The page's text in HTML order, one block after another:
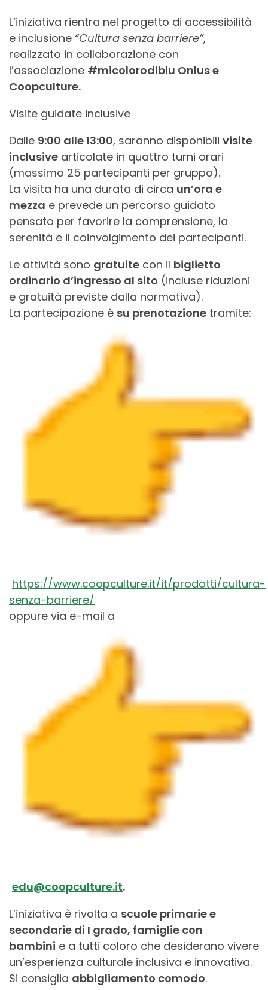
L’iniziativa rientra nel progetto di accessibilità
e inclusione “Cultura senza barriere”,
realizzato in collaborazione con
l’associazione #micolorodiblu Onlus e
Coopculture.
Visite guidate inclusive
Dalle 9:00 alle 13:00, saranno disponibili visite
inclusive articolate in quattro turni orari
(massimo 25 partecipanti per gruppo).
La visita ha una durata di circa un’ora e
mezza e prevede un percorso guidato
pensato per favorire la comprensione, la
serenità e il coinvolgimento dei partecipanti.
Le attività sono gratuite con il biglietto
ordinario d’ingresso al sito (incluse riduzioni
e gratuità previste dalla normativa).
La partecipazione è su prenotazione tramite:
https://www.coopculture.it/it/prodotti/cultura-
senza-barriere/
oppure via e-mail a
edu@coopculture.it.
L’iniziativa è rivolta a scuole primarie e
secondarie di I grado, famiglie con
bambini e a tutti coloro che desiderano vivere
un’esperienza culturale inclusiva e innovativa.
Si consiglia abbigliamento comodo.